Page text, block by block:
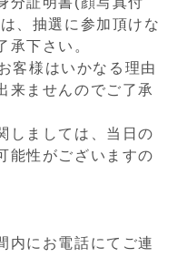
、抽選に参加頂けな
承下さい。
客様はいかなる理由
来ませんのでご了承
しましては、当日の
能性がございますの
内にお電話にてご連